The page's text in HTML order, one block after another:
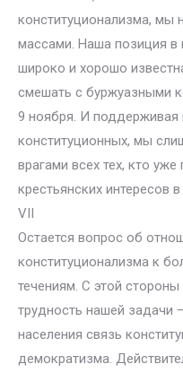
конституционализма, мы
массами. Наша позиция в
широко и хорошо
смешать с буржуазными
9 ноября. И поддерживая
конституционных, мы
врагами всех тех, кто
крестьянских интересов
VII
Остается вопрос об
конституционализма к
течениям. С этой
трудность нашей задачи
населения связь
демократизма.